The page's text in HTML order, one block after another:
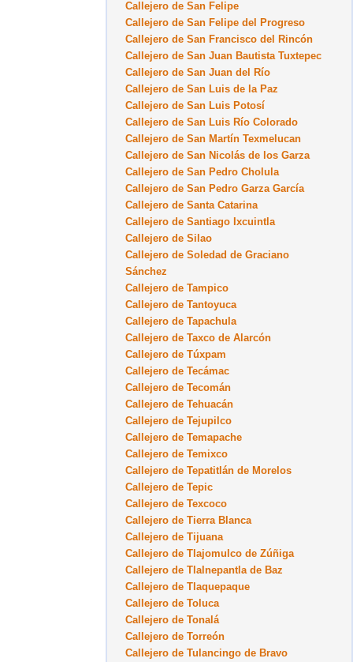
Callejero de San Felipe
Callejero de San Felipe del Progreso
Callejero de San Francisco del Rincón
Callejero de San Juan Bautista Tuxtepec
Callejero de San Juan del Río
Callejero de San Luis de la Paz
Callejero de San Luis Potosí
Callejero de San Luis Río Colorado
Callejero de San Martín Texmelucan
Callejero de San Nicolás de los Garza
Callejero de San Pedro Cholula
Callejero de San Pedro Garza García
Callejero de Santa Catarina
Callejero de Santiago Ixcuintla
Callejero de Silao
Callejero de Soledad de Graciano
Sánchez
Callejero de Tampico
Callejero de Tantoyuca
Callejero de Tapachula
Callejero de Taxco de Alarcón
Callejero de Túxpam
Callejero de Tecámac
Callejero de Tecomán
Callejero de Tehuacán
Callejero de Tejupilco
Callejero de Temapache
Callejero de Temixco
Callejero de Tepatitlán de Morelos
Callejero de Tepic
Callejero de Texcoco
Callejero de Tierra Blanca
Callejero de Tijuana
Callejero de Tlajomulco de Zúñiga
Callejero de Tlalnepantla de Baz
Callejero de Tlaquepaque
Callejero de Toluca
Callejero de Tonalá
Callejero de Torreón
Callejero de Tulancingo de Bravo